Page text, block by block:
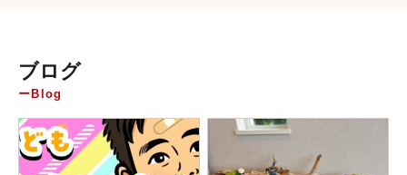
ブログ
Blog